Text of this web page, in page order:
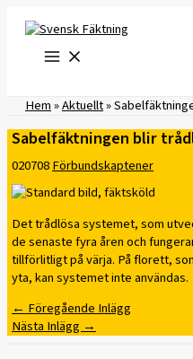
innehåll
Hem»Aktuellt»
Sabelfäktningen blir
020708Förbundskaptener
Det trådlösa systemet, som
de senaste fyra åren och
tillförlitligt på värja. På florett,
yta, kan systemet inte användas.
←Föregående Inlägg
Nästa Inlägg→